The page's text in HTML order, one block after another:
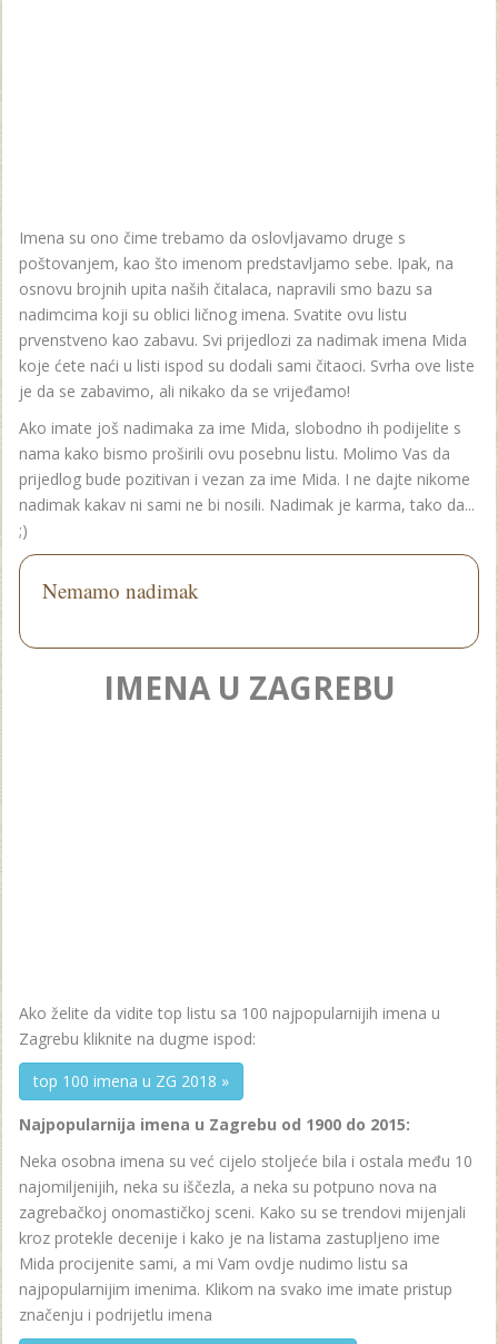
Imena su ono čime trebamo da oslovljavamo druge s
poštovanjem, kao što imenom predstavljamo sebe. Ipak, na
osnovu brojnih upita naših čitalaca, napravili smo bazu sa
nadimcima koji su oblici ličnog imena. Svatite ovu listu
prvenstveno kao zabavu. Svi prijedlozi za nadimak imena Mida
koje ćete naći u listi ispod su dodali sami čitaoci. Svrha ove liste
je da se zabavimo, ali nikako da se vrijeđamo!
Ako imate još nadimaka za ime Mida, slobodno ih podijelite s
nama kako bismo proširili ovu posebnu listu. Molimo Vas da
prijedlog bude pozitivan i vezan za ime Mida. I ne dajte nikome
nadimak kakav ni sami ne bi nosili. Nadimak je karma, tako da...
;)
Nemamo nadimak
IMENA U ZAGREBU
Ako želite da vidite top listu sa 100 najpopularnijih imena u
Zagrebu kliknite na dugme ispod:
top 100 imena u ZG 2018 »
Najpopularnija imena u Zagrebu od 1900 do 2015:
Neka osobna imena su već cijelo stoljeće bila i ostala među 10
najomiljenijih, neka su iščezla, a neka su potpuno nova na
zagrebačkoj onomastičkoj sceni. Kako su se trendovi mijenjali
kroz protekle decenije i kako je na listama zastupljeno ime
Mida procijenite sami, a mi Vam ovdje nudimo listu sa
najpopularnijim imenima. Klikom na svako ime imate pristup
značenju i podrijetlu imena